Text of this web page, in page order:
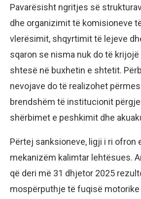
Pavarësisht ngritjes së
dhe organizimit të komisioneve
vlerësimit, shqyrtimit të lejeve
sqaron se nisma nuk do të
shtesë në buxhetin e shtetit.
nevojave do të realizohet
brendshëm të institucionit
shërbimet e peshkimit dhe
Përtej sanksioneve, ligji i ri ofron
mekanizëm kalimtar lehtësues.
që deri më 31 dhjetor 2025
mospërputhje të fuqisë motorike